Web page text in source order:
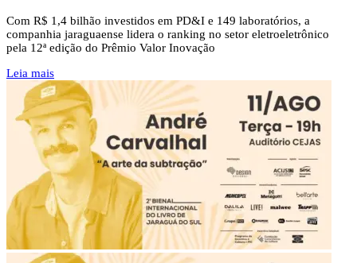
Com R$ 1,4 bilhão investidos em PD&I e 149 laboratórios, a
companhia jaraguaense lidera o ranking no setor eletroeletrônico
pela 12ª edição do Prêmio Valor Inovação
Leia mais